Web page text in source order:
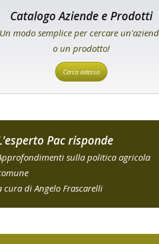
Catalogo Aziende e Prodotti
Un modo semplice per cercare
o un prodotto!
Cerca adesso
Pac risponde
sulla politica agricola
cura di Angelo Frascarelli